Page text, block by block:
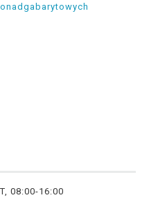
08:00-16:00